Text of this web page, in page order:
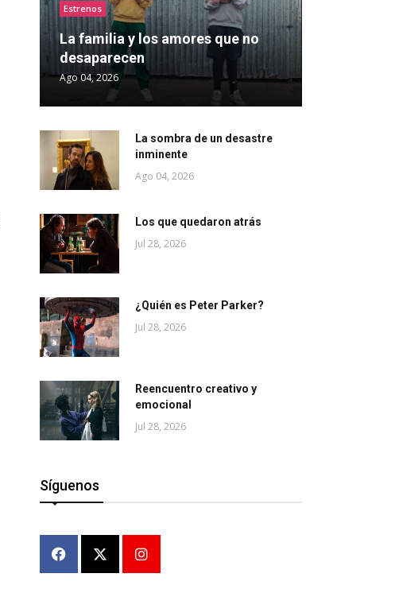
Estrenos
La familia y los amores que no
desaparecen
Ago 04, 2026
La sombra de un desastre
inminente
Ago 04, 2026
Los que quedaron atrás
Jul 28, 2026
¿Quién es Peter Parker?
Jul 28, 2026
Reencuentro creativo y
emocional
Jul 28, 2026
Síguenos